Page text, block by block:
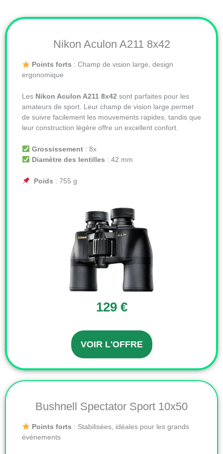
Nikon Aculon A211 8x42
Points forts : Champ de vision large, design
ergonomique
Les Nikon Aculon A211 8x42 sont parfaites pour les
amateurs de sport. Leur champ de vision large permet
de suivre facilement les mouvements rapides, tandis que
leur construction légère offre un excellent confort.
Grossissement: 8x
Diamètre des lentilles : 42 mm
Poids : 755 g
129 €
VOIR L'OFFRE
Bushnell Spectator Sport 10x50
Points forts : Stabilisées, idéales pour les grands
événements